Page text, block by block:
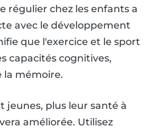
régulier chez les enfants a
avec le développement
que l'exercice et le sport
capacités cognitives,
la mémoire.
jeunes, plus leur santé à
améliorée. Utilisez